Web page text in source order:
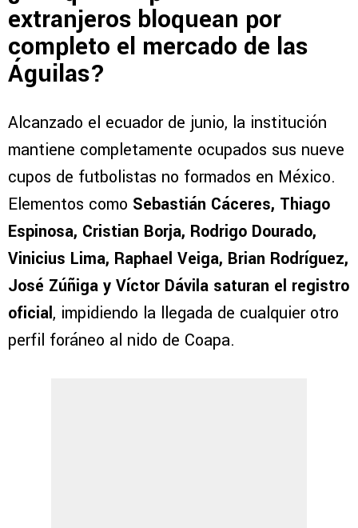
extranjeros bloquean por
completo el mercado de las
Águilas?
Alcanzado el ecuador de junio, la institución
mantiene completamente ocupados sus nueve
cupos de futbolistas no formados en México.
Elementos como Sebastián Cáceres, Thiago
Espinosa, Cristian Borja, Rodrigo Dourado,
Vinicius Lima, Raphael Veiga, Brian Rodríguez,
José Zúñiga y Víctor Dávila saturan el registro
oficial, impidiendo la llegada de cualquier otro
perfil foráneo al nido de Coapa.